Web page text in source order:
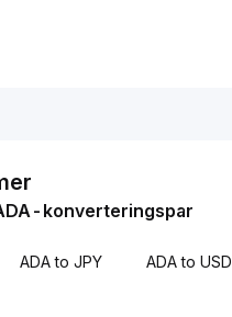
konverteringspar
ADA to JPY ADA to USD